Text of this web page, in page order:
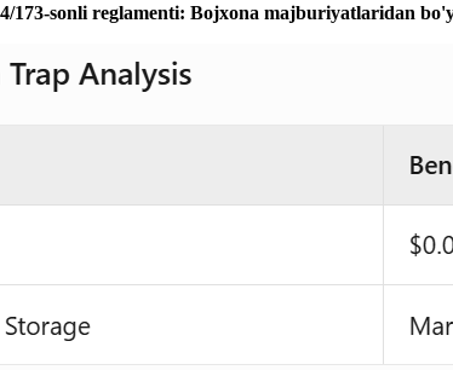
173-sonli reglamenti: Bojxona majburiyatlaridan